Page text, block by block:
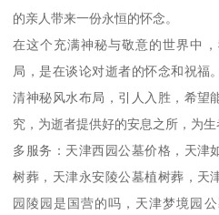
的亲人带来一份永恒的怀念。
在这个充满神秘与敬意的世界中
局，是在谈论对逝者的怀念和祝福
清神秘风水布局，引人入胜，希望
究，为逝者提供好的安息之所，为生
多服务：天津西园公墓价格，天津
树葬，天津永安陵公墓植树葬，天
园陵园是国营的吗，天津梦境园